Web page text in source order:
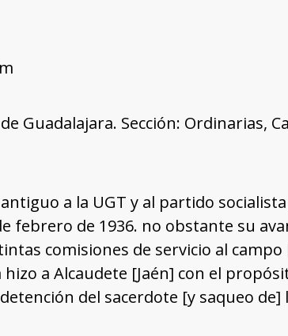
Guadalajara. Sección: Ordinarias,
a la UGT y al partido
febrero de 1936. no obstante su
comisiones de servicio al
hizo a Alcaudete [Jaén] con el
del sacerdote [y saqueo